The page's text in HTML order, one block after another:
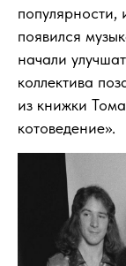
популярности,
появился
начали
коллектива
из книжки
котоведение».